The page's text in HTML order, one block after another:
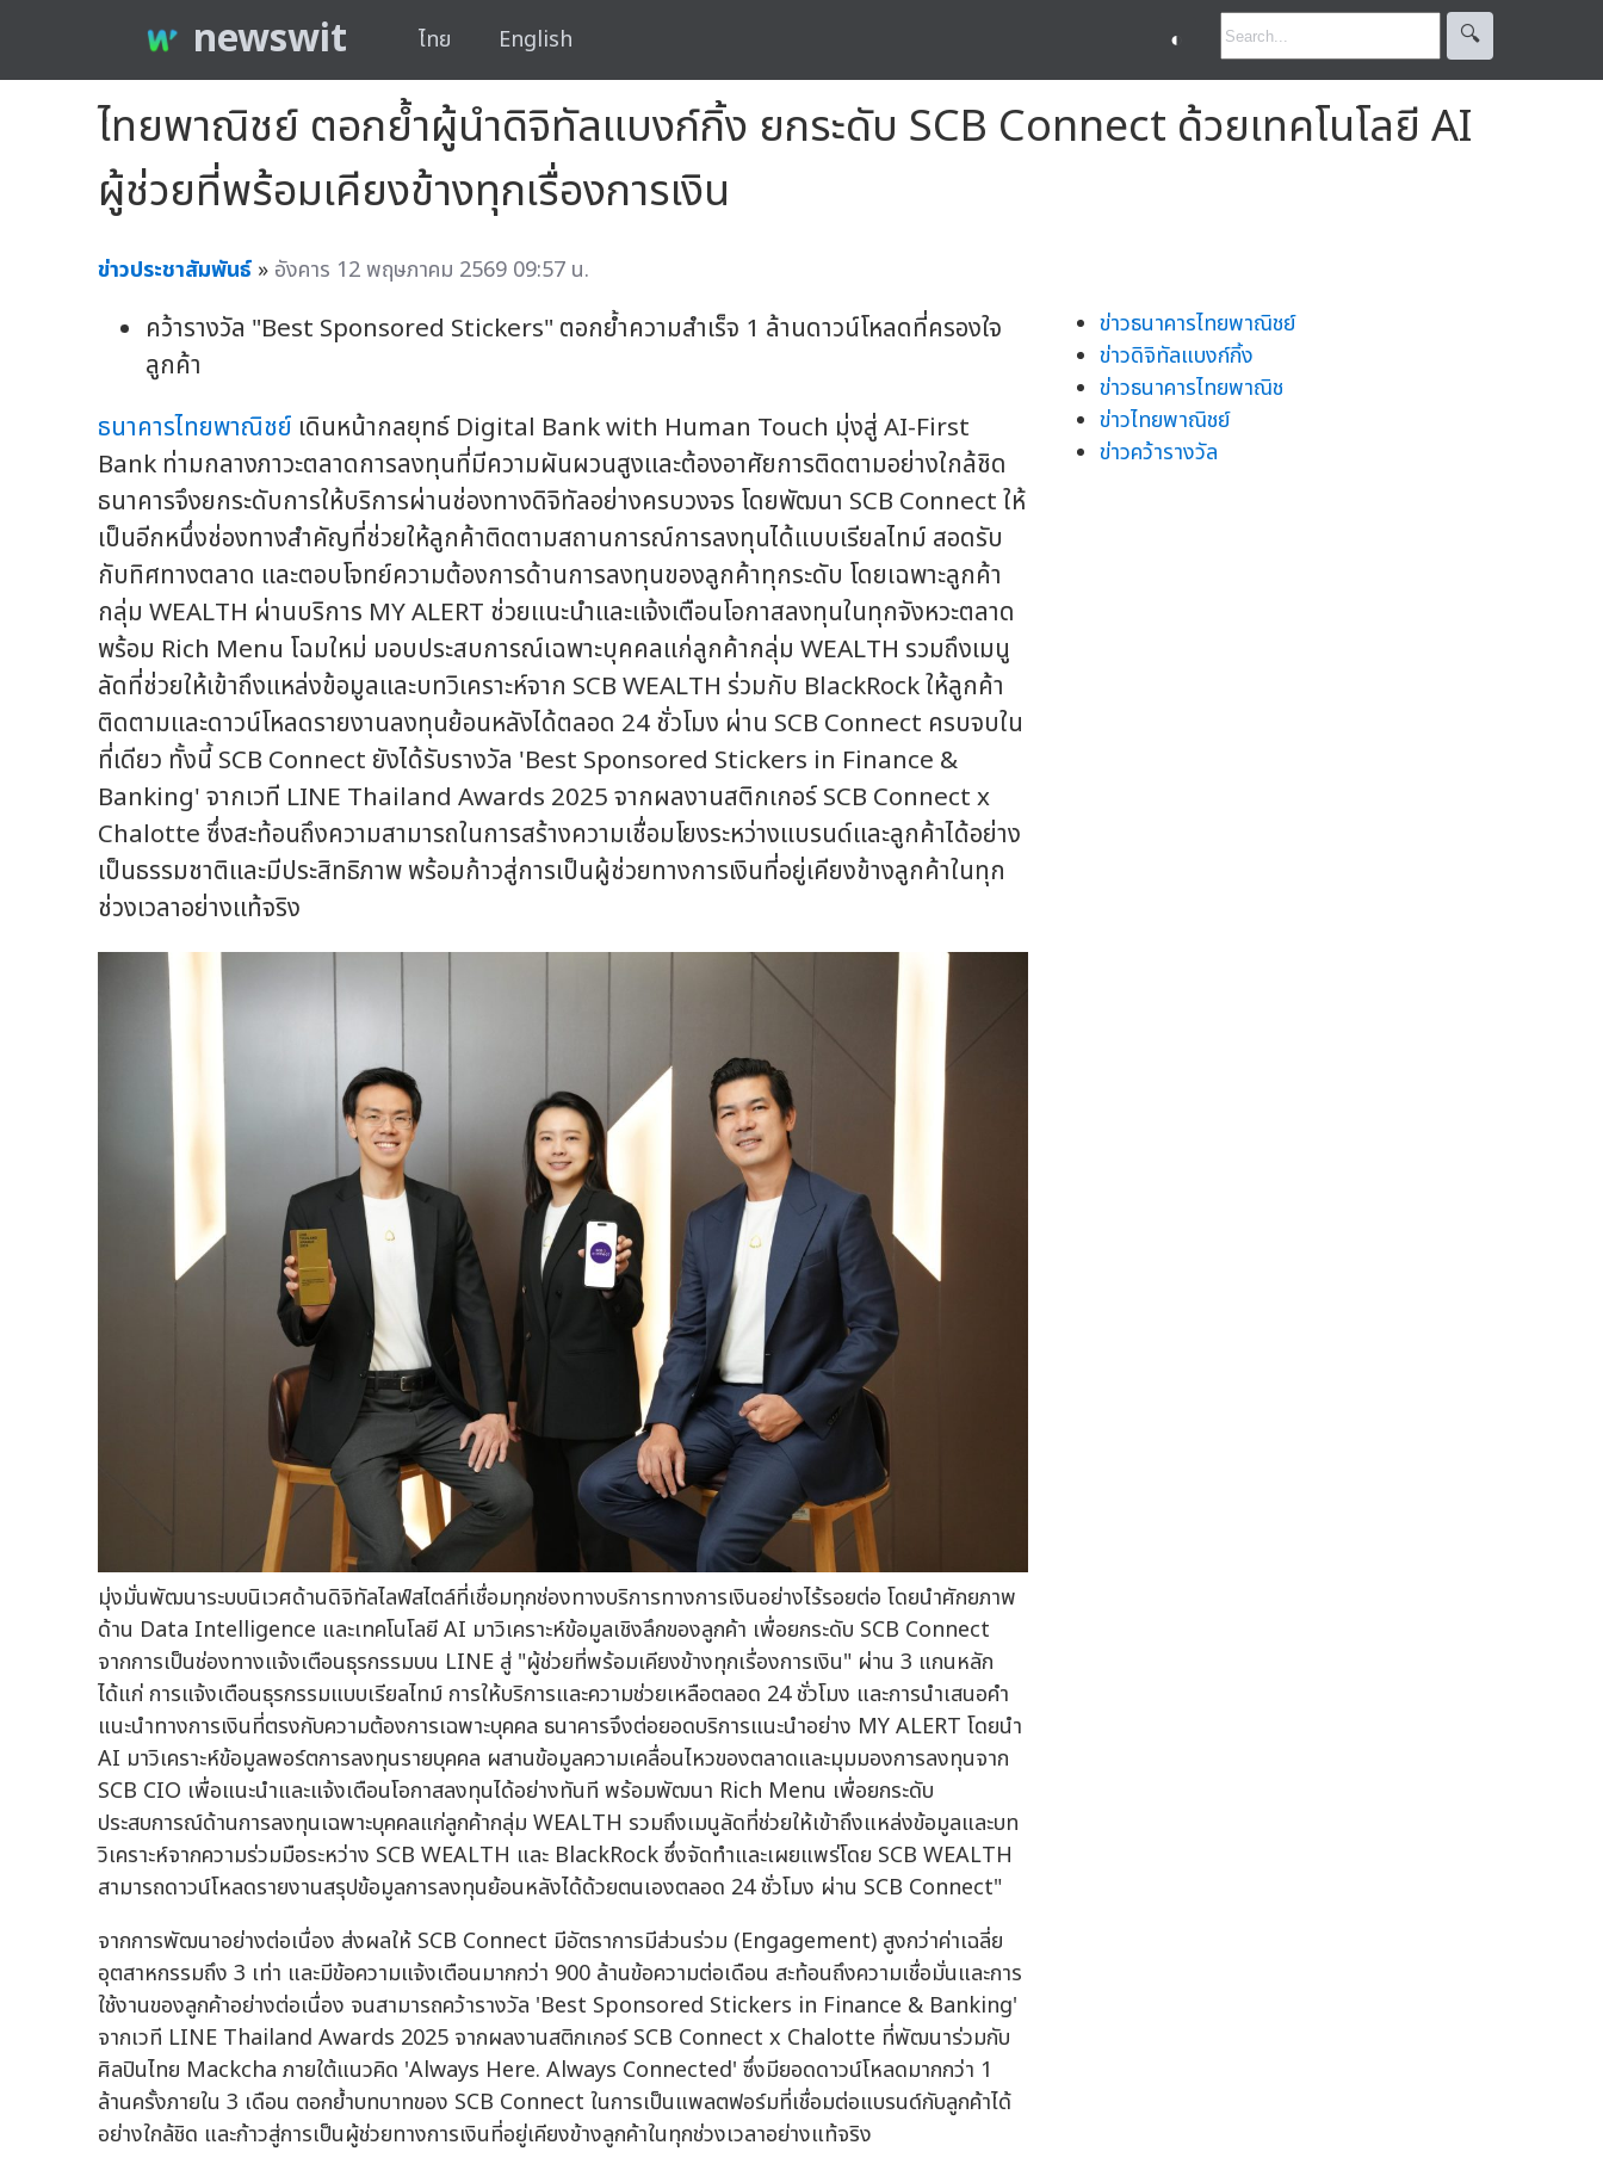
newswit ไทย English ◐ 🔍︎
ไทยพาณิชย์ ตอกย้ำผู้นำดิจิทัลแบงก์กิ้ง ยกระดับ SCB Connect ด้วยเทคโนโลยี AI
ผู้ช่วยที่พร้อมเคียงข้างทุกเรื่องการเงิน
ข่าวประชาสัมพันธ์ » อังคาร 12 พฤษภาคม 2569 09:57 น.
คว้ารางวัล "Best Sponsored Stickers" ตอกย้ำความสำเร็จ 1 ล้านดาวน์โหลดที่ครองใจ
ลูกค้า
ธนาคารไทยพาณิชย์ เดินหน้ากลยุทธ์ Digital Bank with Human Touch มุ่งสู่ AI-First
Bank ท่ามกลางภาวะตลาดการลงทุนที่มีความผันผวนสูงและต้องอาศัยการติดตามอย่างใกล้ชิด
ธนาคารจึงยกระดับการให้บริการผ่านช่องทางดิจิทัลอย่างครบวงจร โดยพัฒนา SCB Connect ให้
เป็นอีกหนึ่งช่องทางสำคัญที่ช่วยให้ลูกค้าติดตามสถานการณ์การลงทุนได้แบบเรียลไทม์ สอดรับ
กับทิศทางตลาด และตอบโจทย์ความต้องการด้านการลงทุนของลูกค้าทุกระดับ โดยเฉพาะลูกค้า
กลุ่ม WEALTH ผ่านบริการ MY ALERT ช่วยแนะนำและแจ้งเตือนโอกาสลงทุนในทุกจังหวะตลาด
พร้อม Rich Menu โฉมใหม่ มอบประสบการณ์เฉพาะบุคคลแก่ลูกค้ากลุ่ม WEALTH รวมถึงเมนู
ลัดที่ช่วยให้เข้าถึงแหล่งข้อมูลและบทวิเคราะห์จาก SCB WEALTH ร่วมกับ BlackRock ให้ลูกค้า
ติดตามและดาวน์โหลดรายงานลงทุนย้อนหลังได้ตลอด 24 ชั่วโมง ผ่าน SCB Connect ครบจบใน
ที่เดียว ทั้งนี้ SCB Connect ยังได้รับรางวัล 'Best Sponsored Stickers in Finance &
Banking' จากเวที LINE Thailand Awards 2025 จากผลงานสติกเกอร์ SCB Connect x
Chalotte ซึ่งสะท้อนถึงความสามารถในการสร้างความเชื่อมโยงระหว่างแบรนด์และลูกค้าได้อย่าง
เป็นธรรมชาติและมีประสิทธิภาพ พร้อมก้าวสู่การเป็นผู้ช่วยทางการเงินที่อยู่เคียงข้างลูกค้าในทุก
ช่วงเวลาอย่างแท้จริง
มุ่งมั่นพัฒนาระบบนิเวศด้านดิจิทัลไลฟ์สไตล์ที่เชื่อมทุกช่องทางบริการทางการเงินอย่างไร้รอยต่อ โดยนำศักยภาพ
ด้าน Data Intelligence และเทคโนโลยี AI มาวิเคราะห์ข้อมูลเชิงลึกของลูกค้า เพื่อยกระดับ SCB Connect
จากการเป็นช่องทางแจ้งเตือนธุรกรรมบน LINE สู่ "ผู้ช่วยที่พร้อมเคียงข้างทุกเรื่องการเงิน" ผ่าน 3 แกนหลัก
ได้แก่ การแจ้งเตือนธุรกรรมแบบเรียลไทม์ การให้บริการและความช่วยเหลือตลอด 24 ชั่วโมง และการนำเสนอคำ
แนะนำทางการเงินที่ตรงกับความต้องการเฉพาะบุคคล ธนาคารจึงต่อยอดบริการแนะนำอย่าง MY ALERT โดยนำ
AI มาวิเคราะห์ข้อมูลพอร์ตการลงทุนรายบุคคล ผสานข้อมูลความเคลื่อนไหวของตลาดและมุมมองการลงทุนจาก
SCB CIO เพื่อแนะนำและแจ้งเตือนโอกาสลงทุนได้อย่างทันที พร้อมพัฒนา Rich Menu เพื่อยกระดับ
ประสบการณ์ด้านการลงทุนเฉพาะบุคคลแก่ลูกค้ากลุ่ม WEALTH รวมถึงเมนูลัดที่ช่วยให้เข้าถึงแหล่งข้อมูลและบท
วิเคราะห์จากความร่วมมือระหว่าง SCB WEALTH และ BlackRock ซึ่งจัดทำและเผยแพร่โดย SCB WEALTH
สามารถดาวน์โหลดรายงานสรุปข้อมูลการลงทุนย้อนหลังได้ด้วยตนเองตลอด 24 ชั่วโมง ผ่าน SCB Connect"
จากการพัฒนาอย่างต่อเนื่อง ส่งผลให้ SCB Connect มีอัตราการมีส่วนร่วม (Engagement) สูงกว่าค่าเฉลี่ย
อุตสาหกรรมถึง 3 เท่า และมีข้อความแจ้งเตือนมากกว่า 900 ล้านข้อความต่อเดือน สะท้อนถึงความเชื่อมั่นและการ
ใช้งานของลูกค้าอย่างต่อเนื่อง จนสามารถคว้ารางวัล 'Best Sponsored Stickers in Finance & Banking'
จากเวที LINE Thailand Awards 2025 จากผลงานสติกเกอร์ SCB Connect x Chalotte ที่พัฒนาร่วมกับ
ศิลปินไทย Mackcha ภายใต้แนวคิด 'Always Here. Always Connected' ซึ่งมียอดดาวน์โหลดมากกว่า 1
ล้านครั้งภายใน 3 เดือน ตอกย้ำบทบาทของ SCB Connect ในการเป็นแพลตฟอร์มที่เชื่อมต่อแบรนด์กับลูกค้าได้
อย่างใกล้ชิด และก้าวสู่การเป็นผู้ช่วยทางการเงินที่อยู่เคียงข้างลูกค้าในทุกช่วงเวลาอย่างแท้จริง
ข่าวธนาคารไทยพาณิชย์
ข่าวดิจิทัลแบงก์กิ้ง
ข่าวธนาคารไทยพาณิช
ข่าวไทยพาณิชย์
ข่าวคว้ารางวัล